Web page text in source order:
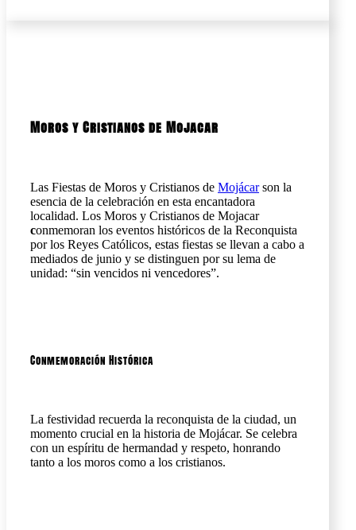
Moros y Cristianos de Mojacar
Las Fiestas de Moros y Cristianos de Mojácarson la
esencia de la celebración en esta encantadora
localidad. Los Moros y Cristianos de Mojacar
conmemoran los eventos históricos de la Reconquista
por los Reyes Católicos, estas fiestas se llevan a cabo a
mediados de junio y se distinguen por su lema de
unidad: “sin vencidos ni vencedores”.
Conmemoración Histórica
La festividad recuerda la reconquista de la ciudad, un
momento crucial en la historia de Mojácar. Se celebra
con un espíritu de hermandad y respeto, honrando
tanto a los moros como a los cristianos.